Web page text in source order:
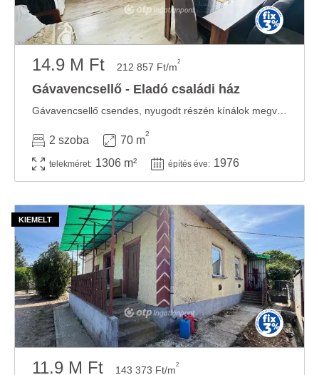
14.9 M Ft 212 857 Ft/m2
Gávavencsellő - Eladó családi ház
2 szoba 70 m
2
telekméret: 1306 m² építés éve: 1976
11.9 M Ft 143 373 Ft/m2